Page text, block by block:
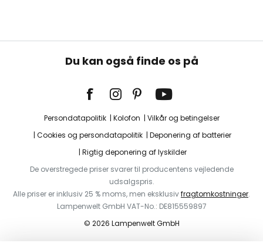
Du kan også finde os på
Persondatapolitik Kolofon
Vilkår og betingelser
Cookies og persondatapolitik
Deponering af batterier
Rigtig deponering af lyskilder
De overstregede priser svarer til producentens vejledende
udsalgspris.
Alle priser er inklusiv 25 % moms, men eksklusivfragtomkostninger.
Lampenwelt GmbH VAT-No.: DE815559897
© 2026 Lampenwelt GmbH